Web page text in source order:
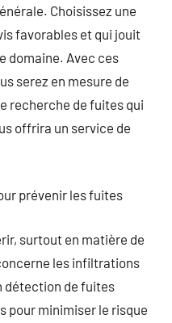
Choisissez une
favorables et qui jouit
domaine. Avec ces
serez en mesure de
recherche de fuites qui
offrira un service de
prévenir les fuites
surtout en matière de
les infiltrations
détection de fuites
pour minimiser le risque